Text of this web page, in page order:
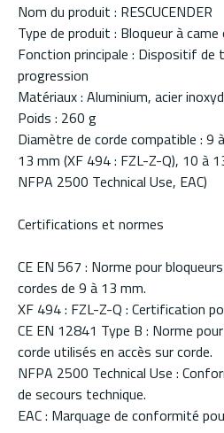
Nom du produit : RESCUCENDER
Type de produit : Bloqueur à came
Fonction principale : Dispositif de
progression
Matériaux : Aluminium, acier
Poids : 260 g
Diamètre de corde compatible : 9
13 mm (XF 494 : FZL-Z-Q), 10 à
NFPA 2500 Technical Use, EAC)
Certifications et normes
CE EN 567 : Norme pour
cordes de 9 à 13 mm.
XF 494 : FZL-Z-Q : Certification
CE EN 12841 Type B : Norme
corde utilisés en accès sur corde.
NFPA 2500 Technical Use :
de secours technique.
EAC : Marquage de conformité